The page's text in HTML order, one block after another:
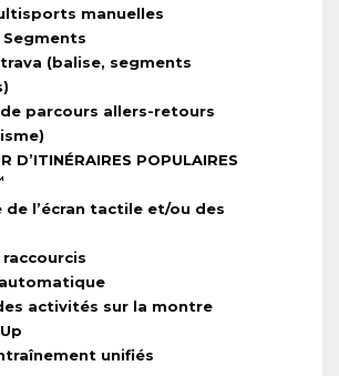
manuelles
Segments
(balise, segments
parcours allers-retours
D’ITINÉRAIRES POPULAIRES
de l’écran tactile et/ou des
activités sur la montre
unifiés